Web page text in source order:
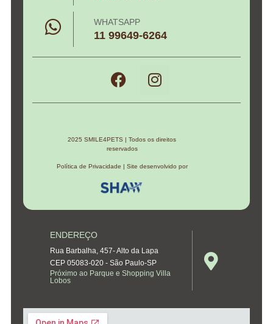
WHATSAPP
11 99649-6264
2025 SMILE4PETS | Todos os direitos
reservados
Política de Privacidade | Site desenvolvido por
ENDEREÇO
Rua Barbalha, 457- Alto da Lapa
CEP 05083-020 - São Paulo-SP
Próximo ao Parque e Shopping Villa
Lobos